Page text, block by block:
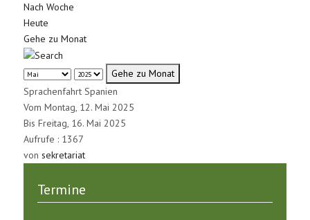
Nach Woche
Heute
Gehe zu Monat
Gehe zu Monat
Sprachenfahrt Spanien
Vom Montag, 12. Mai 2025
Bis Freitag, 16. Mai 2025
Aufrufe : 1367
vonsekretariat
Termine